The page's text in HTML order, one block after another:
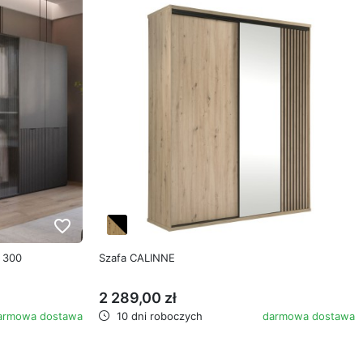
favorite_border
300
dostawa
Szafa CALINNE
2 289,00 zł
10 dni roboczych darmowa dostawa